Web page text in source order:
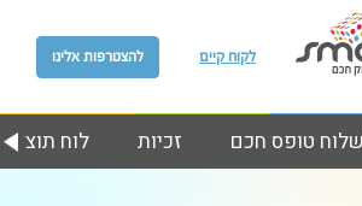
להצטרפות אלינו לקוח קיים
לוח זכיות טופס חכם